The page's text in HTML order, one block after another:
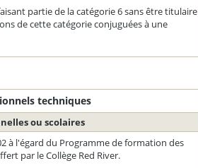
partie de la catégorie 6 sans être titulaire
de cette catégorie conjuguées à une
techniques
ou scolaires
à l'égard du Programme de formation des
par le Collège Red River.